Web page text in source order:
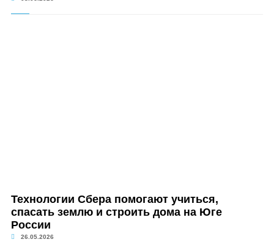
Технологии Сбера помогают учиться,
спасать землю и строить дома на Юге
России
26.05.2026